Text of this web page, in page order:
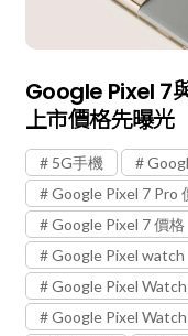
Google Pixel 7
上市價格先曝光
5G手機
Google Pixel 7 Pro
Google Pixel 7 價格
Google Pixel watch
Google Pixel
Google Pixel